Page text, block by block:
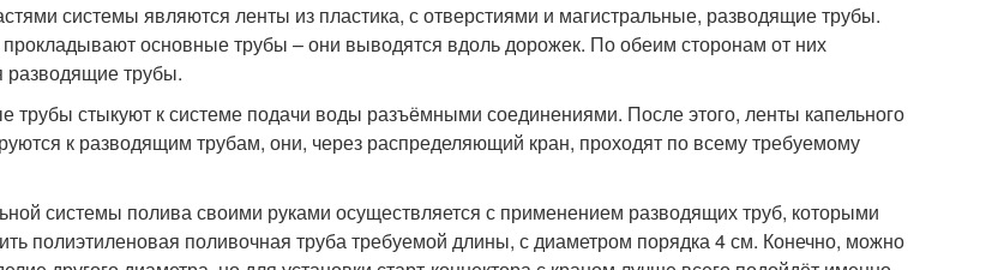
системы являются ленты из пластика, с отверстиями и магистральные, разводящие трубы.
основные трубы – они выводятся вдоль дорожек. По обеим сторонам от них
разводящие трубы.
трубы стыкуют к системе подачи воды разъёмными соединениями. После этого, ленты капельного
к разводящим трубам, они, через распределяющий кран, проходят по всему требуемому
системы полива своими руками осуществляется с применением разводящих труб, которыми
полиэтиленовая поливочная труба требуемой длины, с диаметром порядка 4 см. Конечно, можно